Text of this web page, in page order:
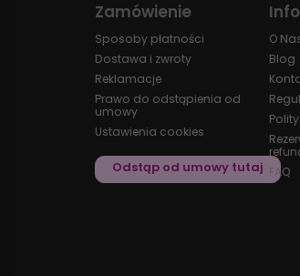
Zamówienie
Sposoby płatności
Dostawa i zwroty
Reklamacje
Prawo do odstąpienia od
umowy
Ustawienia cookies
O
Blog
FAQ